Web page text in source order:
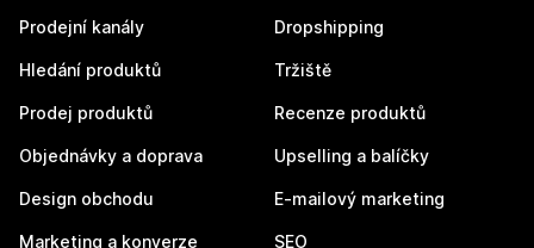
Prodejní kanály
Hledání produktů
Prodej produktů
Objednávky a doprava
Design obchodu
Marketing a konverze
Dropshipping
Tržiště
Recenze produktů
Upselling a balíčky
E-mailový marketing
SEO